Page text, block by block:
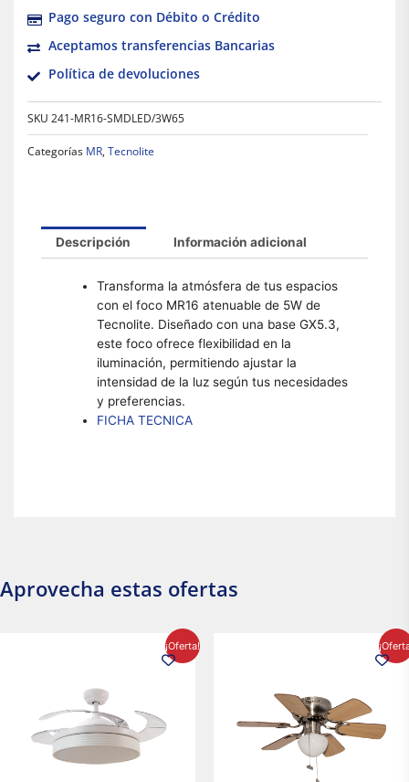
Pago seguro con Débito o Crédito
Aceptamos transferencias Bancarias
Política de devoluciones
SKU 241-MR16-SMDLED/3W65
Categorías MR, Tecnolite
Descripción Información adicional
Transforma la atmósfera de tus espacios
con el foco MR16 atenuable de 5W de
Tecnolite. Diseñado con una base GX5.3,
este foco ofrece flexibilidad en la
iluminación, permitiendo ajustar la
intensidad de la luz según tus necesidades
y preferencias.
FICHA TECNICA
Aprovecha estas ofertas
¡Oferta!
$2,986.97.
precio
actual
$1,450.23.
precio
actual